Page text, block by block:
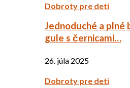
Dobroty pre deti
Jednoduché a plné
gule s černicami…
26. júla 2025
Dobroty pre deti